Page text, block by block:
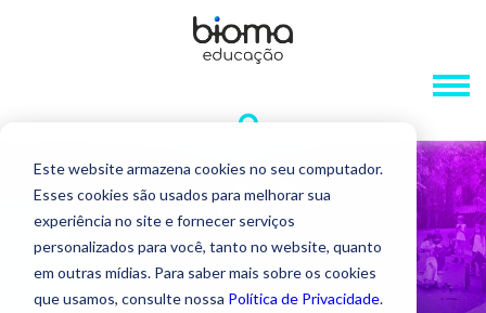
Este website armazena cookies no seu computador.
Esses cookies são usados ​​para melhorar sua
experiência no site e fornecer serviços
personalizados para você, tanto no website, quanto
em outras mídias. Para saber mais sobre os cookies
que usamos, consulte nossa Política de Privacidade.